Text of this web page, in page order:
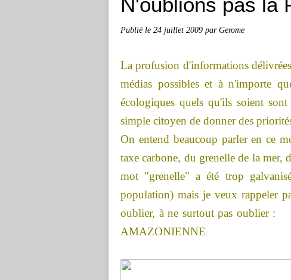
Publié le 24 juillet 2009 par Gerome
La profusion d'informations
médias possibles et à n'importe
écologiques quels qu'ils soient
simple citoyen de donner des
On entend beaucoup parler en ce
taxe carbone, du grenelle de la mer,
mot "grenelle" a été trop
population) mais je veux rappeler
oublier, à ne
AMAZONIENNE